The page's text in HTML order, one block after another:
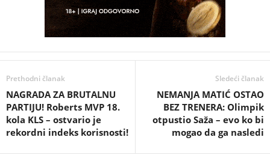
Prethodni članak
NAGRADA ZA BRUTALNU
PARTIJU! Roberts MVP 18.
kola KLS – ostvario je
rekordni indeks korisnosti!
Sledeći članak
NEMANJA MATIĆ OSTAO
BEZ TRENERA: Olimpik
otpustio Saža – evo ko bi
mogao da ga nasledi